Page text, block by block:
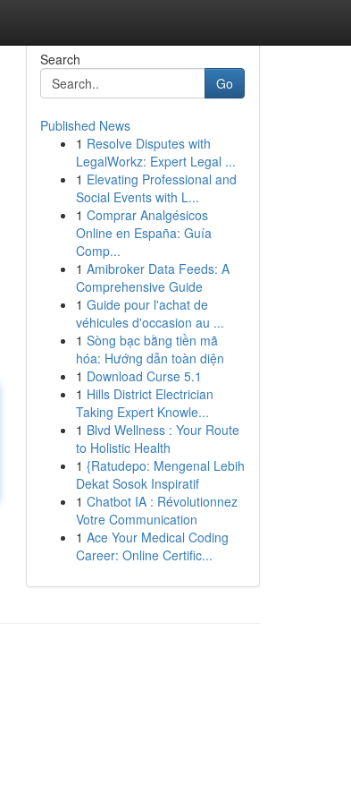
Search
Go
Published News
1 Resolve Disputes with
LegalWorkz: Expert Legal ...
1 Elevating Professional and
Social Events with L...
1 Comprar Analgésicos
Online en España: Guía
Comp...
1 Amibroker Data Feeds: A
Comprehensive Guide
1 Guide pour l'achat de
véhicules d'occasion au ...
1 Sòng bạc bằng tiền mã
hóa: Hướng dẫn toàn diện
1 Download Curse 5.1
1 Hills District Electrician
Taking Expert Knowle...
1 Blvd Wellness : Your Route
to Holistic Health
1 {Ratudepo: Mengenal Lebih
Dekat Sosok Inspiratif
1 Chatbot IA : Révolutionnez
Votre Communication
1 Ace Your Medical Coding
Career: Online Certific...